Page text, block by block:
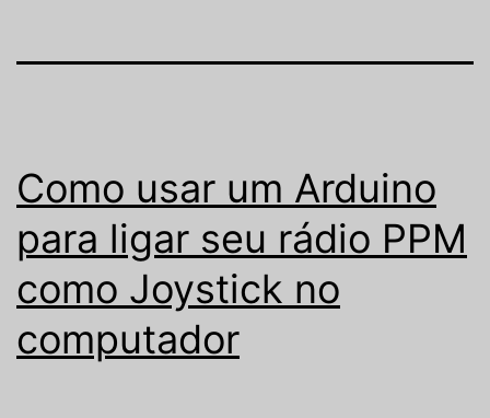
Como usar um Arduino
para ligar seu rádio PPM
como Joystick no
computador